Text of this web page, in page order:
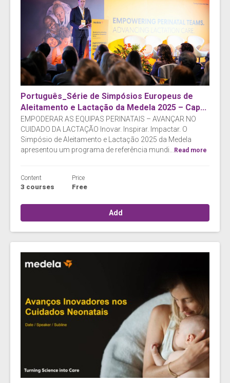
Português_Série de Simpósios Europeus de
Aleitamento e Lactação da Medela 2025 – Cap...
EMPODERAR AS EQUIPAS PERINATAIS – AVANÇAR NO
CUIDADO DA LACTAÇÃO Inovar. Inspirar. Impactar. O
Simpósio de Aleitamento e Lactação 2025 da Medela
apresentou um programa de referência mundi...
Read more
Content
3 courses
Price
Free
Add